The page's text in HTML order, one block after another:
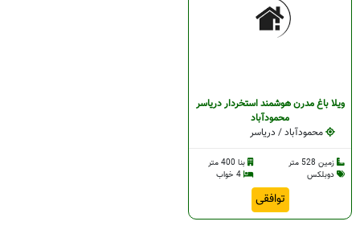
ویلا باغ مدرن هوشمند استخردار دریاسر
محمودآباد
محمودآباد / دریاسر
زمین 528 متر
بنا 400 متر
دوبلکس
توافقی